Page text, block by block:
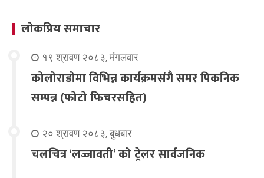
लोकप्रिय समाचार
१९ श्रावण २०८३, मंगलवार
कोलोराडोमा विभिन्न कार्यक्रमसंगै समर पिकनिक
सम्पन्न (फोटो फिचरसहित)
२० श्रावण २०८३, बुधबार
चलचित्र ‘लज्जावती’ को ट्रेलर सार्वजनिक